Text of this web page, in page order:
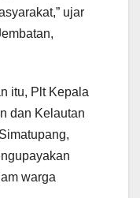
ujar
itu, Plt Kepala
dan Kelautan
warga